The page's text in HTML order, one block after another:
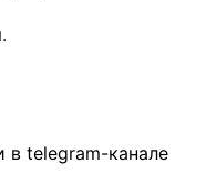
в telegram-канале